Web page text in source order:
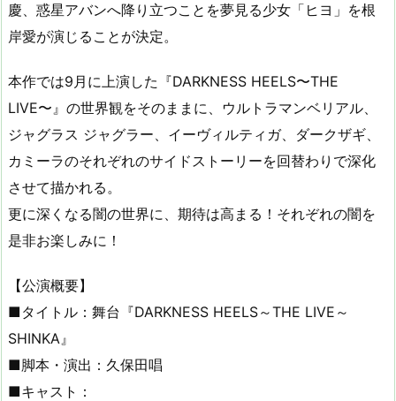
慶、惑星アバンへ降り立つことを夢見る少女「ヒヨ」を根
岸愛が演じることが決定。
本作では9月に上演した『DARKNESS HEELS〜THE
LIVE〜』の世界観をそのままに、ウルトラマンベリアル、
ジャグラス ジャグラー、イーヴィルティガ、ダークザギ、
カミーラのそれぞれのサイドストーリーを回替わりで深化
させて描かれる。
更に深くなる闇の世界に、期待は高まる！それぞれの闇を
是非お楽しみに！
【公演概要】
■タイトル：舞台『DARKNESS HEELS～THE LIVE～
SHINKA』
■脚本・演出：久保田唱
■キャスト：